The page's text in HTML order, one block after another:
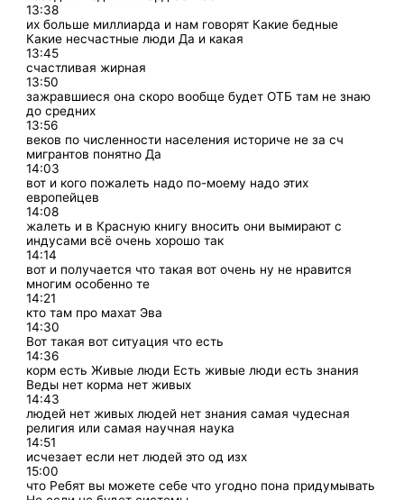
13:38
их больше миллиарда и нам говорят Какие бедные
Какие несчастные люди Да и какая
13:45
счастливая жирная
13:50
зажравшиеся она скоро вообще будет ОТБ там не знаю
до средних
13:56
веков по численности населения историче не за сч
мигрантов понятно Да
14:03
вот и кого пожалеть надо по-моему надо этих
европейцев
14:08
жалеть и в Красную книгу вносить они вымирают с
индусами всё очень хорошо так
14:14
вот и получается что такая вот очень ну не нравится
многим особенно те
14:21
кто там про махат Эва
14:30
Вот такая вот ситуация что есть
14:36
корм есть Живые люди Есть живые люди есть знания
Веды нет корма нет живых
14:43
людей нет живых людей нет знания самая чудесная
религия или самая научная наука
14:51
исчезает если нет людей это од изх
15:00
что Ребят вы можете себе что угодно пона придумывать